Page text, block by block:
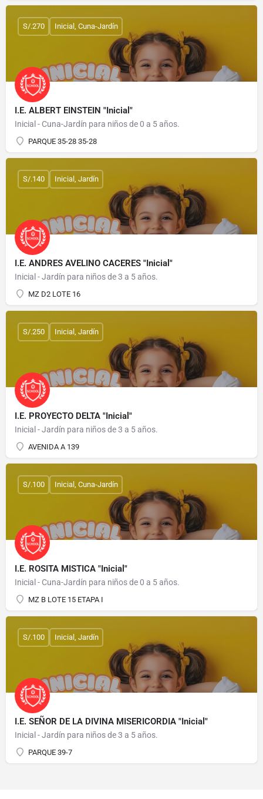
I.E. ALBERT EINSTEIN "Inicial"
Inicial - Cuna-Jardín para niños de 0 a 5 años.
PARQUE 35-28 35-28
S/.270 Inicial, Cuna-Jardín
I.E. ANDRES AVELINO CACERES "Inicial"
Inicial - Jardín para niños de 3 a 5 años.
MZ D2 LOTE 16
S/.140 Inicial, Jardín
I.E. PROYECTO DELTA "Inicial"
Inicial - Jardín para niños de 3 a 5 años.
AVENIDA A 139
S/.250 Inicial, Jardín
I.E. ROSITA MISTICA "Inicial"
Inicial - Cuna-Jardín para niños de 0 a 5 años.
MZ B LOTE 15 ETAPA I
S/.100 Inicial, Cuna-Jardín
I.E. SEÑOR DE LA DIVINA MISERICORDIA "Inicial"
Inicial - Jardín para niños de 3 a 5 años.
PARQUE 39-7
S/.100 Inicial, Jardín